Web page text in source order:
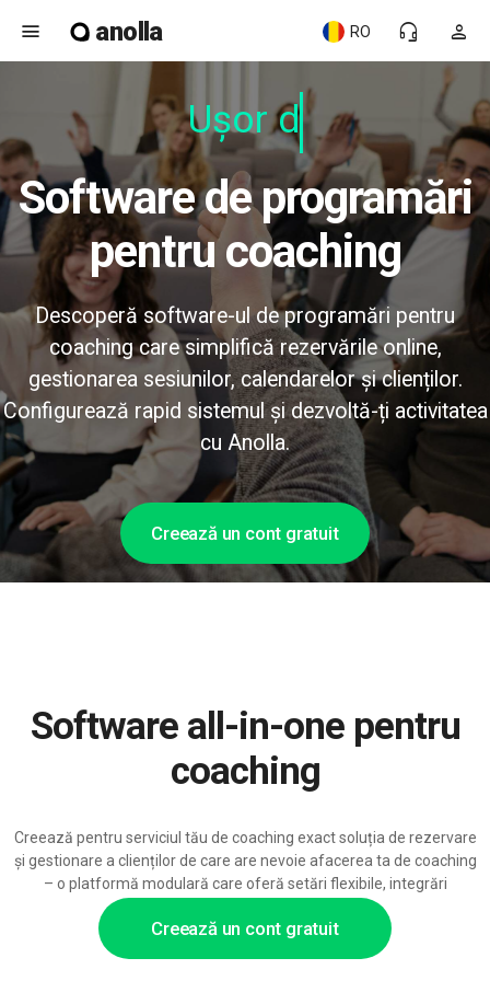
menu anolla person
headset_mic
RO
Ușor de
Software de programări
pentru coaching
Descoperă software-ul de programări pentru
coaching care simplifică rezervările online,
gestionarea sesiunilor, calendarelor și clienților.
Configurează rapid sistemul și dezvoltă-ți activitatea
cu Anolla.
Creează un cont gratuit
Creează un cont gratuit
Software all-in-one pentru
coaching
Creează pentru serviciul tău de coaching exact soluția de rezervare
și gestionare a clienților de care are nevoie afacerea ta de coaching
– o platformă modulară care oferă setări flexibile, integrări